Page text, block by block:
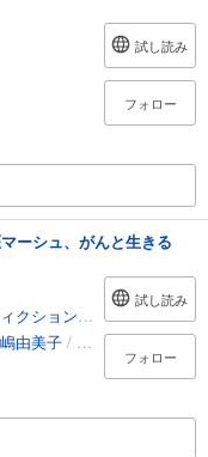
試し読み
フォロー
ーシュ、がんと生きる
ン・ドキュメンタリー
由美子 / 仲野徹
試し読み
フォロー